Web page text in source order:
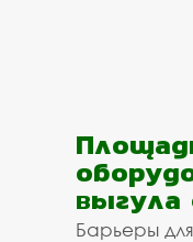
выгула
Барьеры